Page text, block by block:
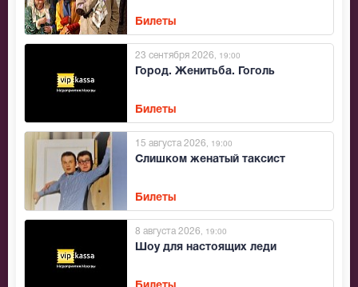
Билеты
Город. Женитьба. Гоголь
23 сентября 2026 , 19:00
Билеты
Слишком женатый таксист
15 августа 2026 , 19:00
Билеты
Шоу для настоящих леди
8 августа 2026 , 19:00